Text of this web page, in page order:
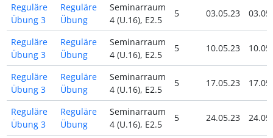
Reguläre
Übung 3
Reguläre
Übung
Seminarraum
4 (U.16), E2.5
5 03.05.23
Reguläre
Übung 3
Reguläre
Übung
Seminarraum
4 (U.16), E2.5
5 10.05.23
Reguläre
Übung 3
Reguläre
Übung
Seminarraum
4 (U.16), E2.5
5 17.05.23
Reguläre
Übung 3
Reguläre
Übung
Seminarraum
4 (U.16), E2.5
5 24.05.23